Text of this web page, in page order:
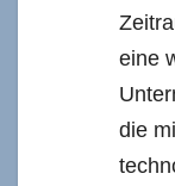
eine
die